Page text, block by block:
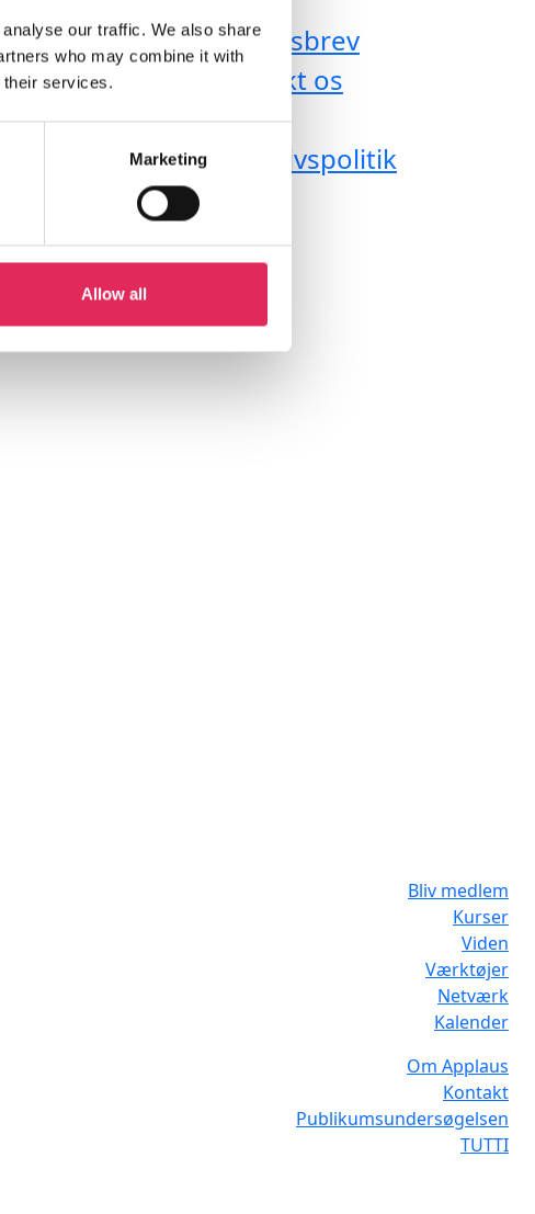
our traffic. We also share
who may combine it with
their services.
Marketing
Allow all
af
Nyhedsbrev
Kontakt os
Om os
Privatlivspolitik
Bliv medlem
Kurser
Viden
Værktøjer
Netværk
Kalender
Om Applaus
Kontakt
Publikumsundersøgelsen
TUTTI